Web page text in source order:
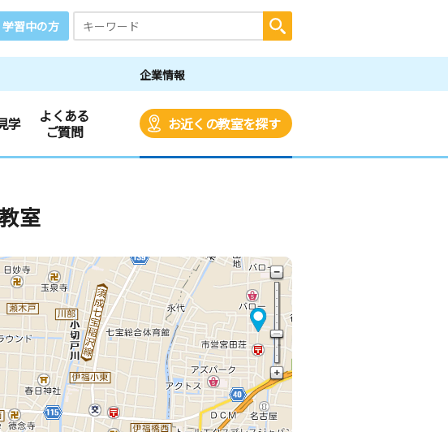
学習中の方
企業情報
学
よくある
ご質問
お近くの教室を探す
室